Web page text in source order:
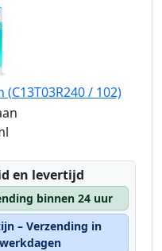
/ 102)
en levertijd
binnen 24 uur
– Verzending in